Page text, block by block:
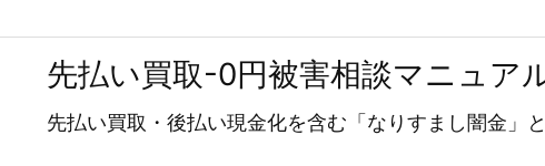
先払い買取-0円被害相談マニュア
先払い買取・後払い現金化を含む「なりすまし闇金」